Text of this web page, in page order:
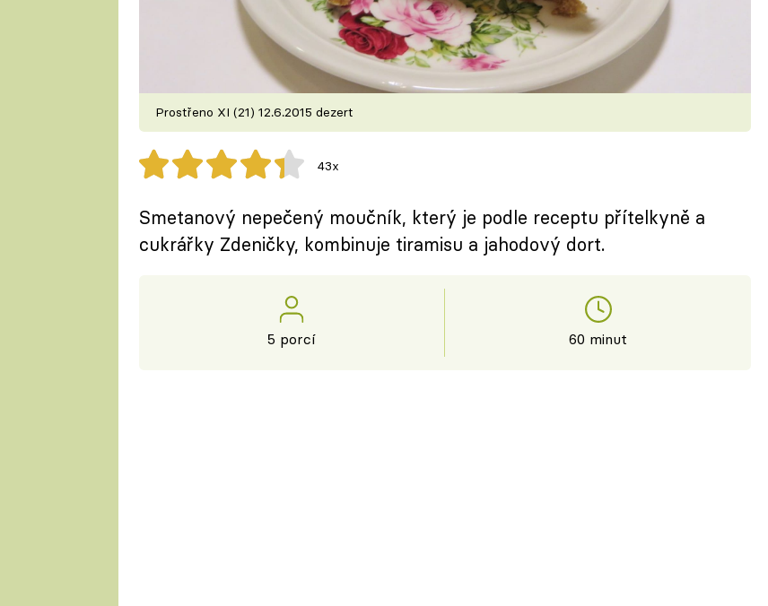
Prostřeno XI (21) 12.6.2015 dezert
43x
Smetanový nepečený moučník, který je podle receptu přítelkyně a
cukrářky Zdeničky, kombinuje tiramisu a jahodový dort.
5 porcí 60 minut